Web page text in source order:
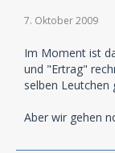
7. Oktober 2009
Im Moment ist
und "Ertrag"
selben Leutchen
Aber wir gehen